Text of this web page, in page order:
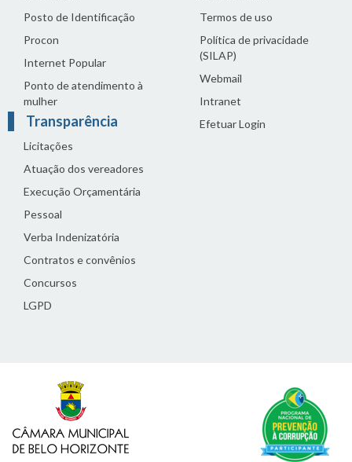
Posto de Identificação
Procon
Internet Popular
Ponto de atendimento à
mulher
Transparência
Licitações
Atuação dos vereadores
Execução Orçamentária
Pessoal
Verba Indenizatória
Contratos e convênios
Concursos
LGPD
Termos de uso
Política de privacidade
(SILAP)
Webmail
Intranet
Efetuar Login